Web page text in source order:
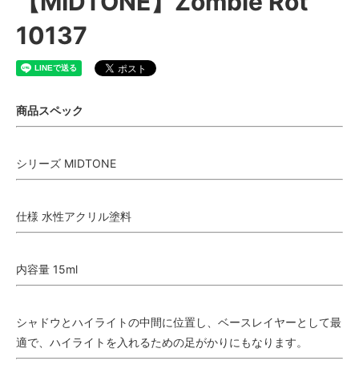
10137
商品スペック
シリーズ MIDTONE
仕様 水性アクリル塗料
内容量 15ml
シャドウとハイライトの中間に位置し、ベースレイヤーとして最
適で、ハイライトを入れるための足がかりにもなります。